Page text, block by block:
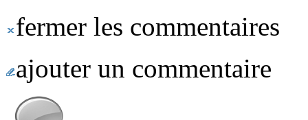
fermer les commentaires
ajouter un commentaire